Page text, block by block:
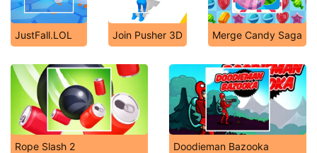
JustFall.LOL Join Pusher 3D Merge Candy Saga
Rope Slash 2 Doodieman Bazooka